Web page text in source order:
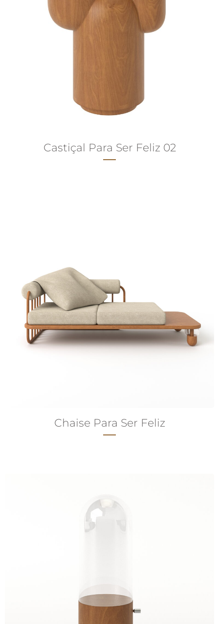
Castiçal Para Ser Feliz 02
Chaise Para Ser Feliz